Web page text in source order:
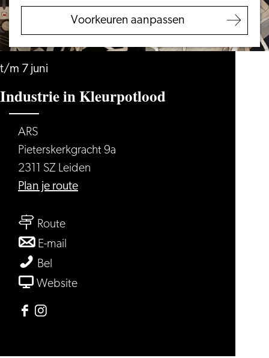
Voorkeuren aanpassen
Regio Leiden
t/m 7 juni
Industrie in Kleurpotlood
ARS
Pieterskerkgracht 9a
2311 SZ Leiden
Plan je routenaar
Routenaar
Industrie
Kleurpotlood
E-mail
in
Bel
in
Websitevan
Facebook
in
Instagram
in